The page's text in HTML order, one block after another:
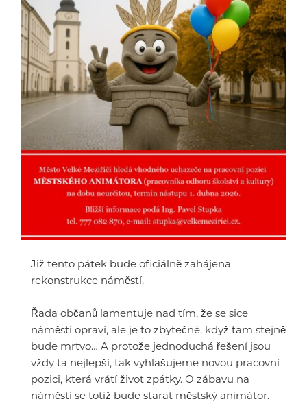
Již tento pátek bude oficiálně zahájena
rekonstrukce náměstí.
Řada občanů lamentuje nad tím, že se sice
náměstí opraví, ale je to zbytečné, když tam stejně
bude mrtvo… A protože jednoduchá řešení jsou
vždy ta nejlepší, tak vyhlašujeme novou pracovní
pozici, která vrátí život zpátky. O zábavu na
náměstí se totiž bude starat městský animátor.